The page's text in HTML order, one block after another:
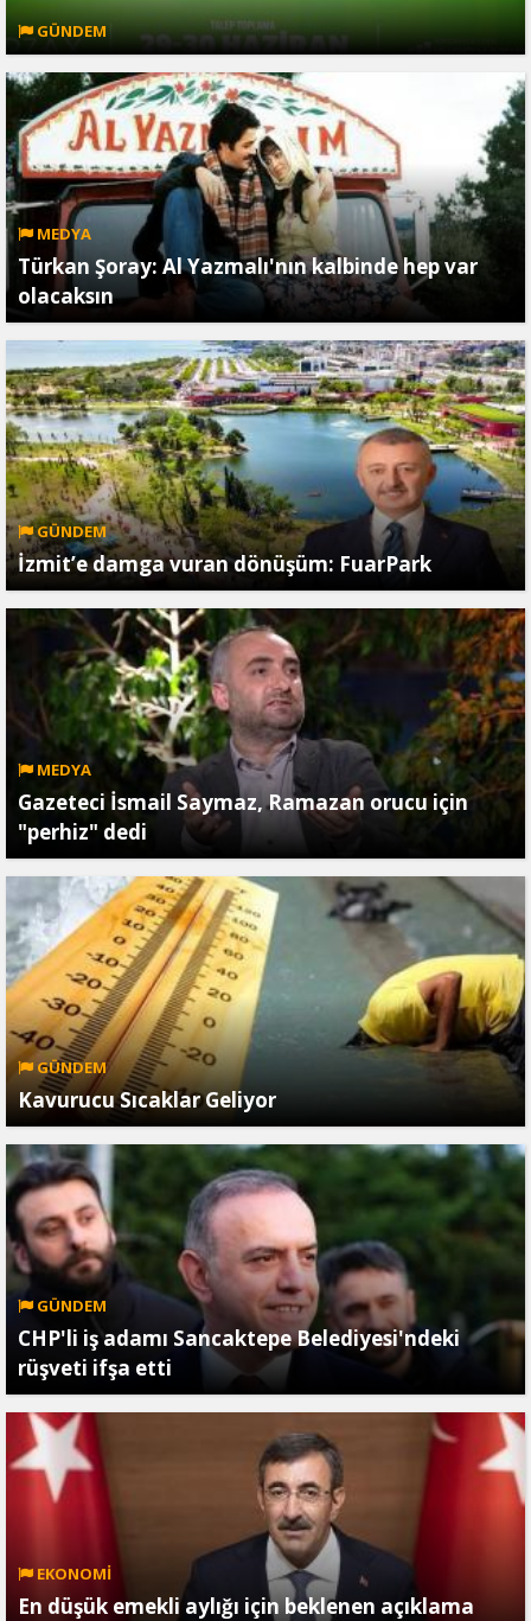
GÜNDEM
MEDYA
Türkan Şoray: Al Yazmalı'nın kalbinde hep var
olacaksın
GÜNDEM
İzmit’e damga vuran dönüşüm: FuarPark
MEDYA
Gazeteci İsmail Saymaz, Ramazan orucu için
"perhiz" dedi
GÜNDEM
Kavurucu Sıcaklar Geliyor
GÜNDEM
CHP'li iş adamı Sancaktepe Belediyesi'ndeki
rüşveti ifşa etti
EKONOMİ
En düşük emekli aylığı için beklenen açıklama